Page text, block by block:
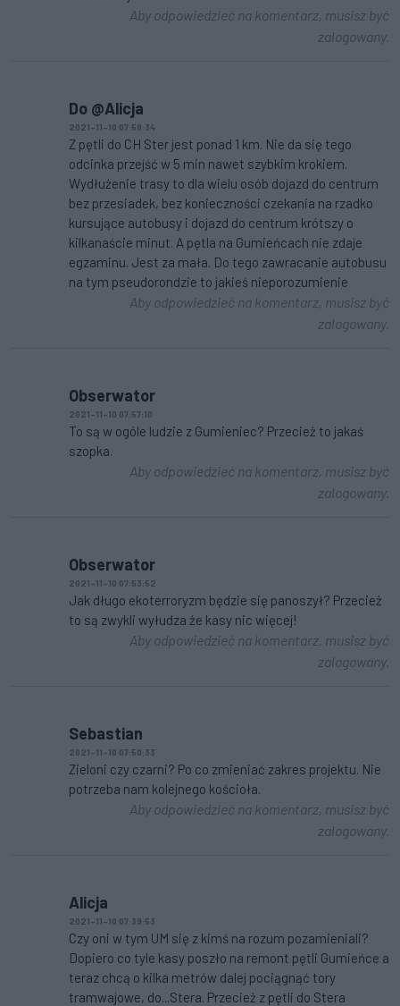
Aby odpowiedzieć na komentarz, musisz być
zalogowany.
Do @Alicja
2021-11-10 07:58:34
Z pętli do CH Ster jest ponad 1 km. Nie da się tego
odcinka przejść w 5 min nawet szybkim krokiem.
Wydłużenie trasy to dla wielu osób dojazd do centrum
bez przesiadek, bez konieczności czekania na rzadko
kursujące autobusy i dojazd do centrum krótszy o
kilkanaście minut. A pętla na Gumieńcach nie zdaje
egzaminu. Jest za mała. Do tego zawracanie autobusu
na tym pseudorondzie to jakieś nieporozumienie
Aby odpowiedzieć na komentarz, musisz być
zalogowany.
Obserwator
2021-11-10 07:57:10
To są w ogóle ludzie z Gumieniec? Przecież to jakaś
szopka.
Aby odpowiedzieć na komentarz, musisz być
zalogowany.
Obserwator
2021-11-10 07:53:52
Jak długo ekoterroryzm będzie się panoszył? Przecież
to są zwykli wyłudza że kasy nic więcej!
Aby odpowiedzieć na komentarz, musisz być
zalogowany.
Sebastian
2021-11-10 07:50:33
Zieloni czy czarni? Po co zmieniać zakres projektu. Nie
potrzeba nam kolejnego kościoła.
Aby odpowiedzieć na komentarz, musisz być
zalogowany.
Alicja
2021-11-10 07:39:53
Czy oni w tym UM się z kimś na rozum pozamieniali?
Dopiero co tyle kasy poszło na remont pętli Gumieńce a
teraz chcą o kilka metrów dalej pociągnąć tory
tramwajowe, do...Stera. Przecież z pętli do Stera